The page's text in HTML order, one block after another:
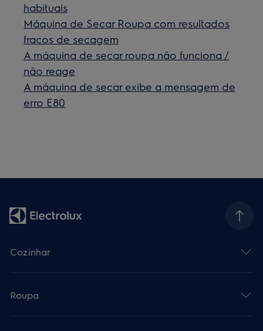
habituais
Máquina de Secar Roupa com resultados
fracos de secagem
A máquina de secar roupa não funciona /
não reage
A máquina de secar exibe a mensagem de
erro E80
Cozinhar
Roupa